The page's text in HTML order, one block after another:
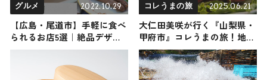
グルメ 2022.10.29
【広島・尾道市】手軽に食べ
られるお店5選｜絶品デザー
トからフルーツまでご紹介
コレうまの旅 2025.06.21
大仁田美咲が行く『山梨県・
甲府市』コレうまの旅！地元
の人おすすめのご当地名物グ
ルメ4選 2025年6月21日放送